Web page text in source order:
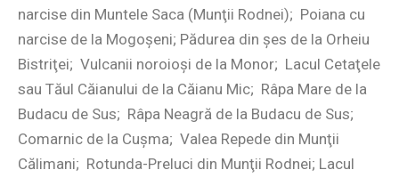
narcise din Muntele Saca (Munţii Rodnei); Poiana cu
narcise de la Mogoşeni; Pădurea din şes de la Orheiu
Bistriţei; Vulcanii noroioşi de la Monor; Lacul Cetaţele
sau Tăul Căianului de la Căianu Mic; Râpa Mare de la
Budacu de Sus; Râpa Neagră de la Budacu de Sus;
Comarnic de la Cuşma; Valea Repede din Munţii
Călimani; Rotunda-Preluci din Munţii Rodnei; Lacul